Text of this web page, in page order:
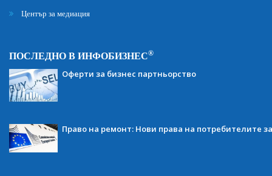
Център за медиация
ПОСЛЕДНО В ИНФОБИЗНЕС®
Оферти за бизнес партньорство
Право на ремонт: Нови права на потребителите